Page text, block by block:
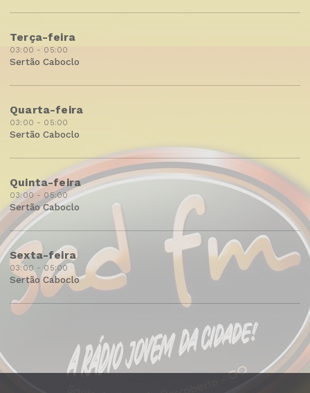
Terça-feira
03:00 - 05:00
Sertão Caboclo
Quarta-feira
03:00 - 05:00
Sertão Caboclo
Quinta-feira
03:00 - 05:00
Sertão Caboclo
Sexta-feira
03:00 - 05:00
Sertão Caboclo